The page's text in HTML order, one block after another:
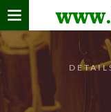
Home
verzamelen
De bierkaart
Bezoekers